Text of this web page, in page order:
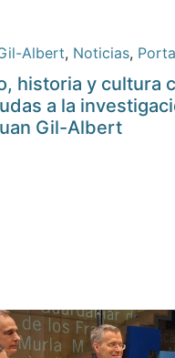
Albert, Noticias,
historia y cultura
a la
Gil-Albert